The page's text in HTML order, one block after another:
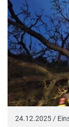
24.12.2025 /